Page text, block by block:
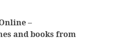
–
and books from